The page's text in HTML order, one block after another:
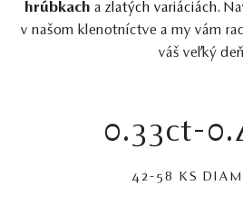
hrúbkach a zlatých variáciách.
v našom klenotníctve a my vám
váš veľký
0.33ct-
42-58 KS